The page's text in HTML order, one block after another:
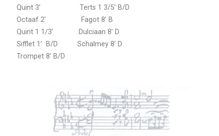
Quint 3’ Terts 1 3/5’ B/D
Octaaf 2’ Fagot 8’ B
Quint 1 1/3’ Dulciaan 8’ D
Sifflet 1’ B/D Schalmey 8’ D
Trompet 8’ B/D